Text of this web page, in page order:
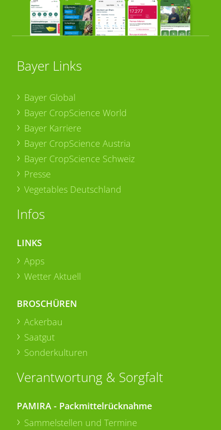
Bayer Links
Bayer Global
Bayer CropScience World
Bayer Karriere
Bayer CropScience Austria
Bayer CropScience Schweiz
Presse
Vegetables Deutschland
Infos
LINKS
Apps
Wetter Aktuell
BROSCHÜREN
Ackerbau
Saatgut
Sonderkulturen
Verantwortung & Sorgfalt
PAMIRA - Packmittelrücknahme
Sammelstellen und Termine